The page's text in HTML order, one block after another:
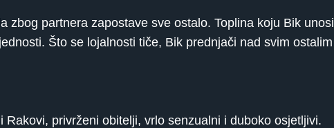
zbog partnera zapostave sve ostalo. Toplina koju Bik unosi
Što se lojalnosti tiče, Bik prednjači nad svim ostalim
privrženi obitelji, vrlo senzualni i duboko osjetljivi.